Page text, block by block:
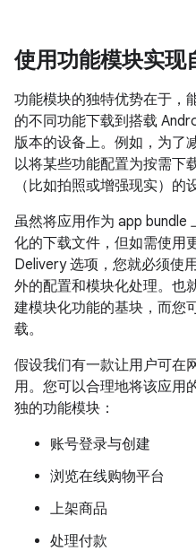
使用功能模块实现
功能模块的独特优势在于，
的不同功能下载到搭载
版本的设备上。例如，为了
以将某些功能配置为按需下
（比如拍照或增强现实）的
虽然将应用作为 app bundle
化的下载文件，但如需使用
Delivery 选项，您就必须使
外的配置和模块化处理。 也
建模块化功能的基块，而您
载。
假设我们有一款让用户可在
用。您可以合理地将该应用
独的功能模块：
账号登录与创建
浏览在线购物平台
上架商品
处理付款